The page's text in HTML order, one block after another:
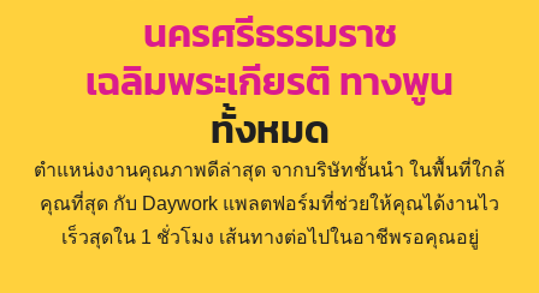
นครศรีธรรมราช
เฉลิมพระเกียรติ ทางพูน
ทั้งหมด
ตำแหน่งงานคุณภาพดีล่าสุด จากบริษัทชั้นนำ ในพื้นที่ใกล้
คุณที่สุด กับ Daywork แพลตฟอร์มที่ช่วยให้คุณได้งานไว
เร็วสุดใน 1 ชั่วโมง เส้นทางต่อไปในอาชีพรอคุณอยู่